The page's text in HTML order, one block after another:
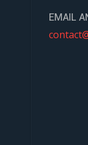
EMAIL